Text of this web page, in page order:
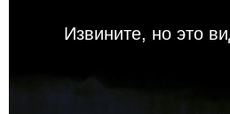
Извините, но это